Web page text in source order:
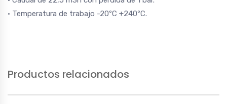
• Temperatura de trabajo -20ºC +240ºC.
Productos relacionados